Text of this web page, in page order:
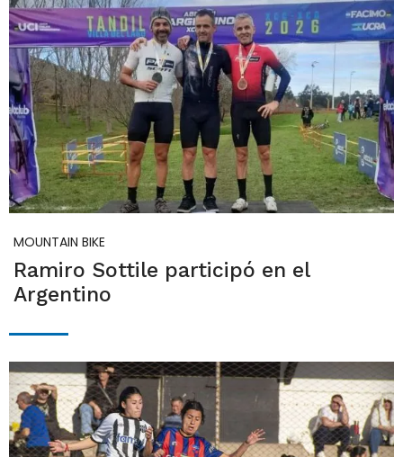
MOUNTAIN BIKE
Ramiro Sottile participó en el
Argentino